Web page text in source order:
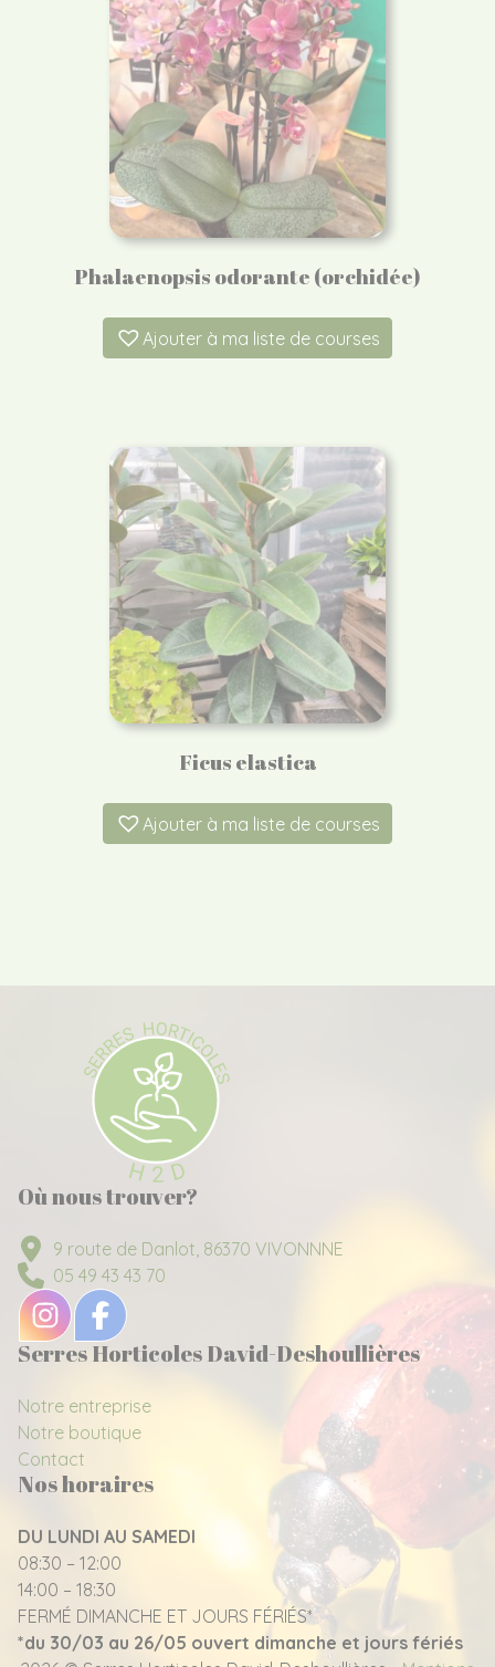
Phalaenopsis odorante (orchidée)
Ajouter à ma liste de courses
Ficus elastica
Ajouter à ma liste de courses
Où nous trouver?
9 route de Danlot, 86370 VIVONNNE
05 49 43 43 70
Serres Horticoles David-Deshoullières
Notre entreprise
Notre boutique
Contact
Nos horaires
DU LUNDI AU SAMEDI
08:30 – 12:00
14:00 – 18:30
FERMÉ DIMANCHE ET JOURS FÉRIÉS*
*du 30/03 au 26/05 ouvert dimanche et jours fériés